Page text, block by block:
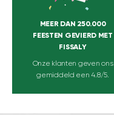
MEER DAN 250.000
FEESTEN GEVIERD MET
FISSALY
Onze klanten geven ons
gemiddeld een 4.8/5.